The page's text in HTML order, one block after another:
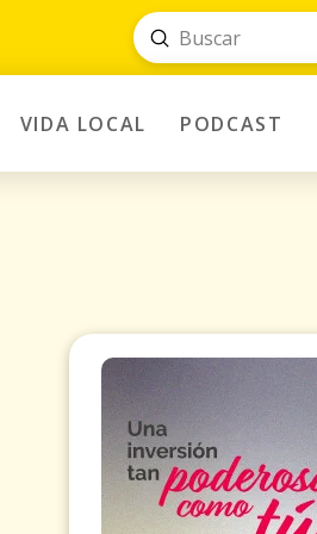
Search
Submit
VIDA LOCAL PODCAST